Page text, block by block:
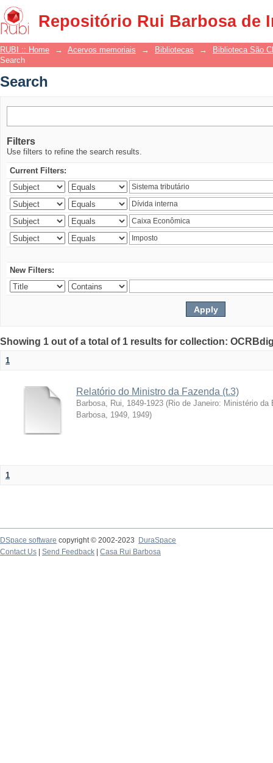
Repositório Rui Barbosa de
Search
RUBI :: Home → Acervos memoriais → Bibliotecas →
Biblioteca São
Search
Search
Filters
Use filters to refine the search results.
Current Filters:
New Filters:
Showing 1 out of a total of 1 results for collection:
1
Relatório do Ministro da Fazenda (t.3)
Barbosa, Rui, 1849-1923 (Rio de Janeiro: Ministério
Barbosa, 1949, 1949)
1
DSpace software copyright © 2002-2023
DuraSpace
Contact Us
Send Feedback Casa Rui Barbosa